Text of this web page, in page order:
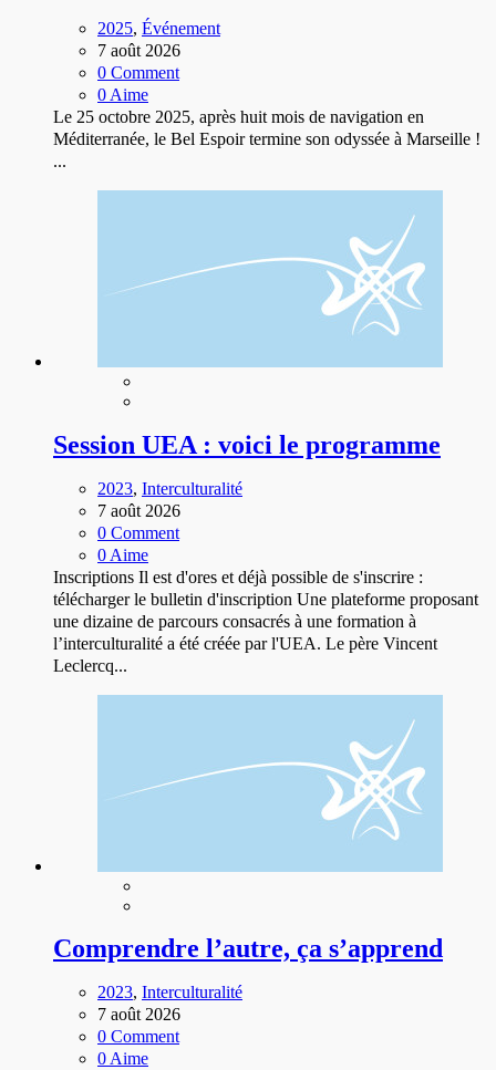
2025, Événement
7 août 2026
0 Comment
0 Aime
Le 25 octobre 2025, après huit mois de navigation en
Méditerranée, le Bel Espoir termine son odyssée à Marseille !
...
Session UEA : voici le programme
2023, Interculturalité
7 août 2026
0 Comment
0 Aime
Inscriptions Il est d'ores et déjà possible de s'inscrire :
télécharger le bulletin d'inscription Une plateforme proposant
une dizaine de parcours consacrés à une formation à
l’interculturalité a été créée par l'UEA. Le père Vincent
Leclercq...
Comprendre l’autre, ça s’apprend
2023, Interculturalité
7 août 2026
0 Comment
0 Aime